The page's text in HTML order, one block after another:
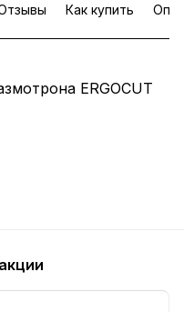
Как купить
ERGOCUT